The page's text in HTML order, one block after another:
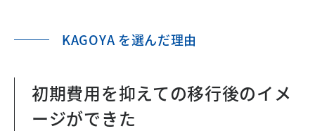
KAGOYA を選んだ理由
初期費用を抑えての移行後のイメ
ージができた